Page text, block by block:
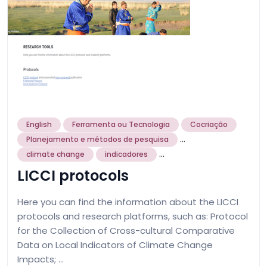
English Ferramenta ou Tecnologia
Cocriação
Planejamento e métodos de pesquisa
...
climate change indicadores ...
LICCI protocols
Here you can find the information about the LICCI
protocols and research platforms, such as: Protocol
for the Collection of Cross-cultural Comparative
Data on Local Indicators of Climate Change
Impacts; …